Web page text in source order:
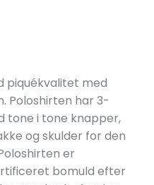
piquékvalitet med
Poloshirten har 3-
tone i tone knapper,
og skulder for den
er
bomuld efter